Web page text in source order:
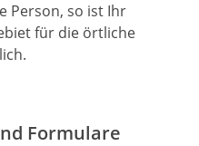
Person, so ist Ihr
für die örtliche
Formulare